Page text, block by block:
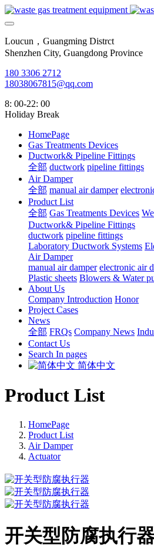
Loucun，Guangming Distrct
Shenzhen City, Guangdong Province
180 3306 2712
18038067815@qq.com
8: 00-22: 00
Holiday Break
HomePage
Gas Treatments Devices
Ductwork& Pipeline Fittings
全部 ductwork pipeline fittings
Air Damper
全部 manual air damper
Product List
全部 Gas Treatments Devices
Ductwork& Pipeline Fittings
ductwork pipeline fittings
Laboratory Ductwork Systems
Air Damper
manual air damper electronic air
Plastic sheets Blowers & Water
About Us
Company Introduction Honor
Project Cases
News
全部 FRQs Company News
Contact Us
Search In pages
简体中文
Product List
HomePage
Product List
Air Damper
Actuator
开关型防腐执行